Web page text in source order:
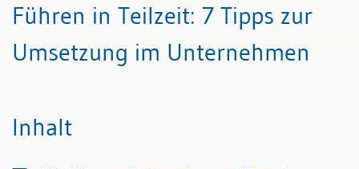
Führen in Teilzeit: 7 Tipps zur
Umsetzung im Unternehmen
Inhalt